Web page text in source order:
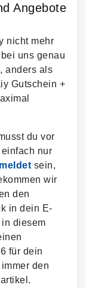
Angebote
nicht mehr
uns genau
anders als
Gutschein +
du vor
nur
sein,
wir
den
in dein E-
diesem
für dein
den